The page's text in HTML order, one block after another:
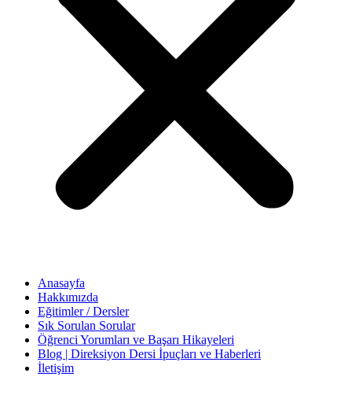
Anasayfa
Hakkımızda
Eğitimler / Dersler
Sık Sorulan Sorular
Öğrenci Yorumları ve Başarı Hikayeleri
Blog | Direksiyon Dersi İpuçları ve Haberleri
İletişim